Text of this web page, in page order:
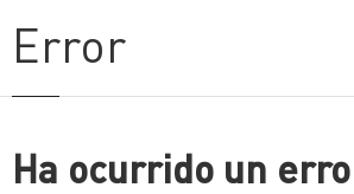
Error
Ha ocurrido un